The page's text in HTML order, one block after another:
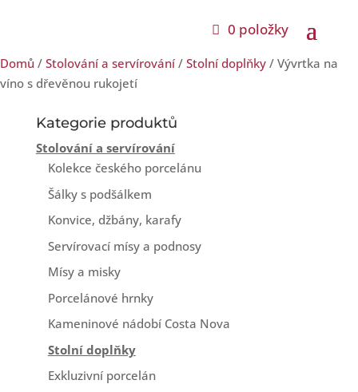
0 položky
Domů / Stolování a servírování / Stolní doplňky / Vývrtka na
víno s dřevěnou rukojetí
Kategorie produktů
Stolování a servírování
Kolekce českého porcelánu
Šálky s podšálkem
Konvice, džbány, karafy
Servírovací mísy a podnosy
Mísy a misky
Porcelánové hrnky
Kameninové nádobí Costa Nova
Stolní doplňky
Exkluzivní porcelán